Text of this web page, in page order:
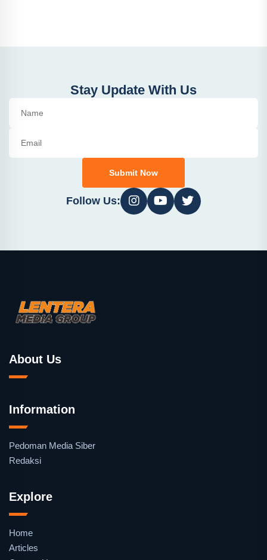
Stay Update With Us
Submit Now
Follow Us:
About Us
Information
Pedoman Media Siber
Redaksi
Explore
Home
Articles